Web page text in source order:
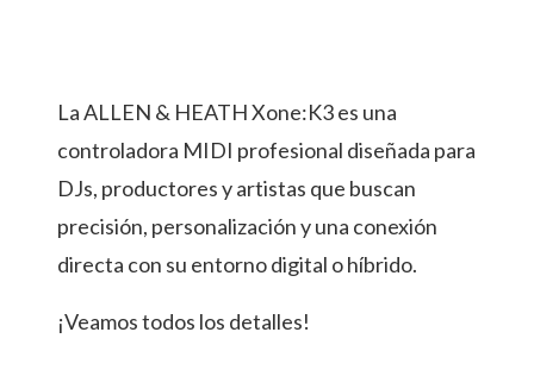
La ALLEN & HEATH Xone:K3 es una
controladora MIDI profesional diseñada para
DJs, productores y artistas que buscan
precisión, personalización y una conexión
directa con su entorno digital o híbrido.
¡Veamos todos los detalles!